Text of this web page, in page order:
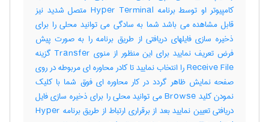
کامپیوتر او توسط برنامه Hyper Terminal متصل شدید نیز
قابل مشاهده می باشد شما به سادگی می توانید محلی را برای
ذخیره سازی فایلهای دریافتی از طریق برنامه را به صورت پیش
فرض تعریف نمایید برای این منظور از منوی Transfer گزینه
Receive File را انتخاب نمایید تا کادر محاوره ای مربوطه در روی
صفحه نمایش ظاهر گردد در کار محاوره ای فوق شما با کلیک
نمودن کلید Browse می توانید محلی را برای ذخیره سازی فایل
دریافتی تعیین نمایید بعد از برقراری ارتباط از طریق برنامه Hyper